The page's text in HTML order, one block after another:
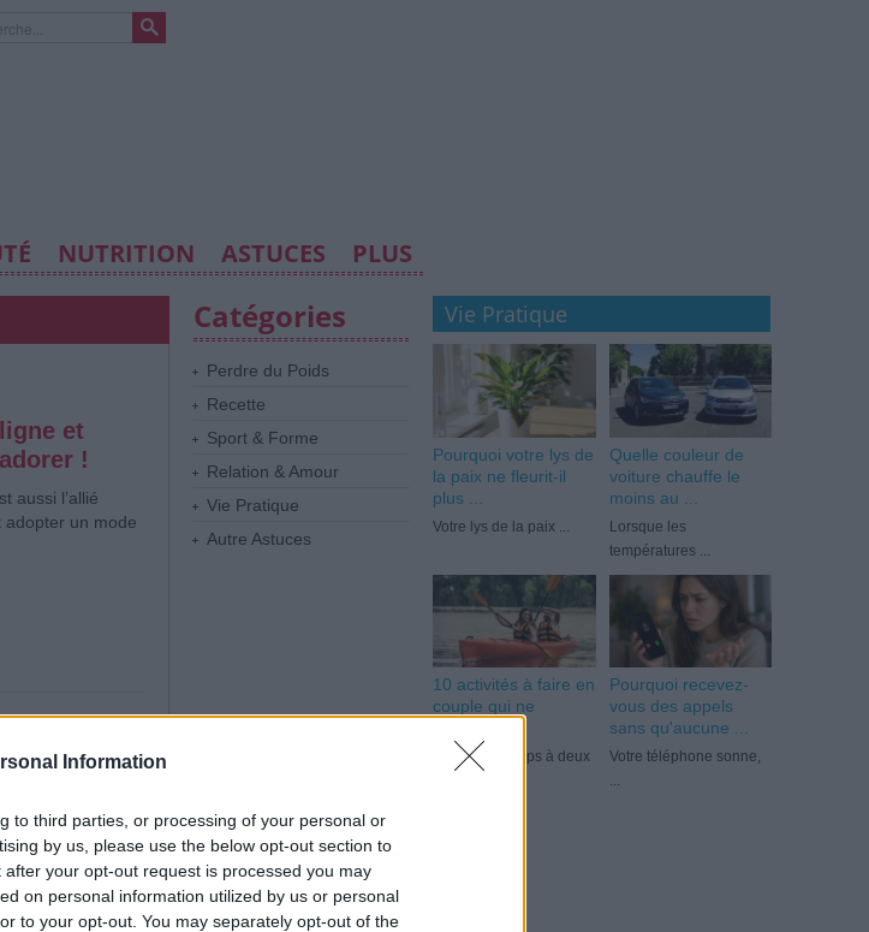
Information
to third parties, or processing of your personal or
by us, please use the below opt-out section to
your opt-out request is processed you may
on personal information utilized by us or personal
to your opt-out. You may separately opt-out of the
NUTRITION ASTUCES PLUS
et
!
aussi l’allié
adopter un mode
faire… Et
concocté
c’est justement
Catégories
Perdre du Poids
Recette
Sport & Forme
Relation & Amour
Vie Pratique
Autre Astuces
Vie Pratique
Pourquoi votre lys de
la paix ne fleurit-il
plus ...
Votre lys de la paix ...
Quelle couleur de
voiture chauffe le
moins au ...
Lorsque les
températures ...
10 activités à faire en
couple qui ne
Passer du temps à deux
Pourquoi recevez-
vous des appels
sans qu'aucune ...
Votre téléphone sonne,
...